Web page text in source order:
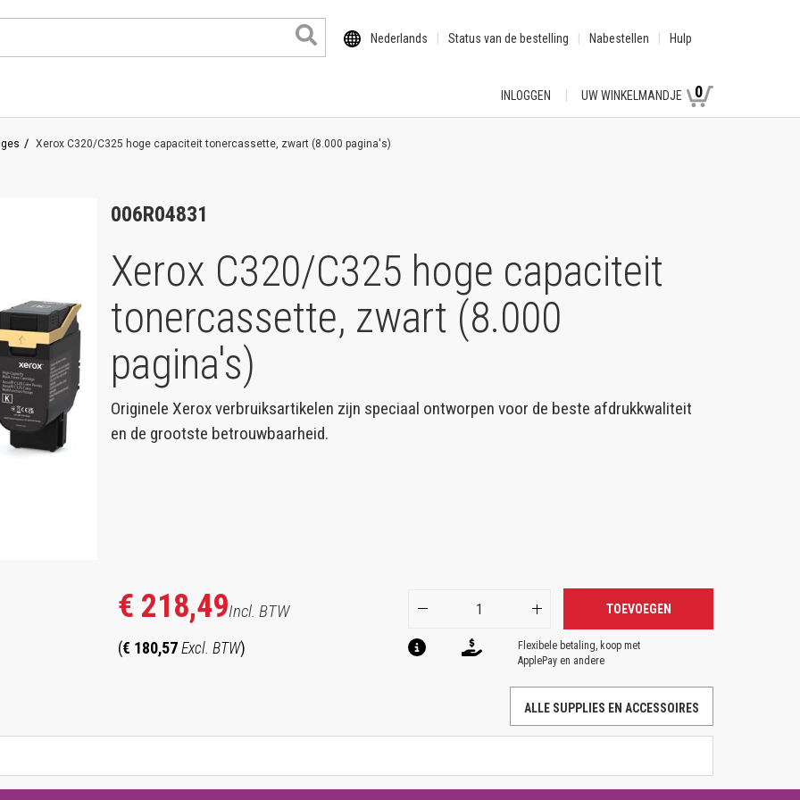
Nederlands Status van de bestelling Nabestellen Hulp
INLOGGEN UW WINKELMANDJE 0
Xerox C320/C325 hoge capaciteit tonercassette, zwart (8.000 pagina's)
006R04831
Xerox C320/C325 hoge capaciteit
tonercassette, zwart (8.000
pagina's)
Originele Xerox verbruiksartikelen zijn speciaal ontworpen voor de beste afdrukkwaliteit
en de grootste betrouwbaarheid.
€ 218,49Incl. BTW
(€ 180,57 Excl. BTW)
TOEVOEGEN
Flexibele betaling, koop met
ApplePay en andere
ALLE SUPPLIES EN ACCESSOIRES